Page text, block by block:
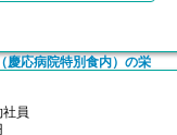
慶応病院特別食内）の栄
社員